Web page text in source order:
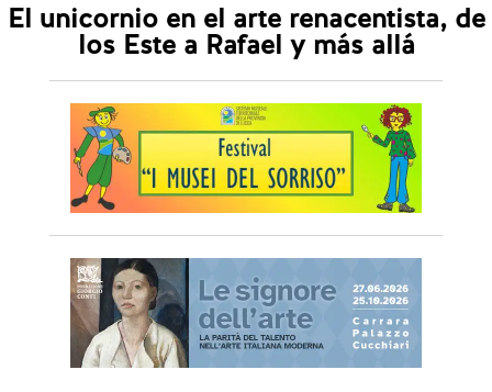
El unicornio en el arte renacentista, de
los Este a Rafael y más allá